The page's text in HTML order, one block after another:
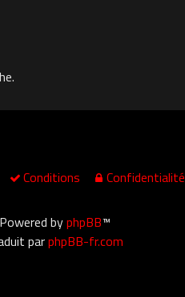
Confidentialité
Conditions
Powered byphpBB™
parphpBB-fr.com